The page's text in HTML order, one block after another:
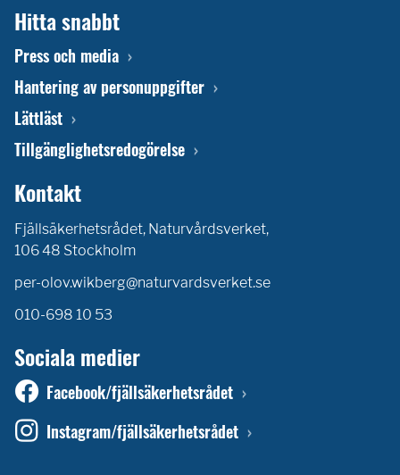
Hitta snabbt
Press och media
Hantering av personuppgifter
Lättläst
Tillgänglighetsredogörelse
Kontakt
Fjällsäkerhetsrådet, Naturvårdsverket,
106 48 Stockholm
per-olov.wikberg@naturvardsverket.se
010-698 10 53
Sociala medier
Facebook/fjällsäkerhetsrådet
Instagram/fjällsäkerhetsrådet